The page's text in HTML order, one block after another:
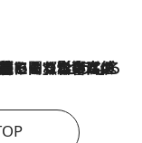
峡封鎖による影響はいつまで続く？《エネルギー専門家に聞く“どうなる日本の暮らし”》